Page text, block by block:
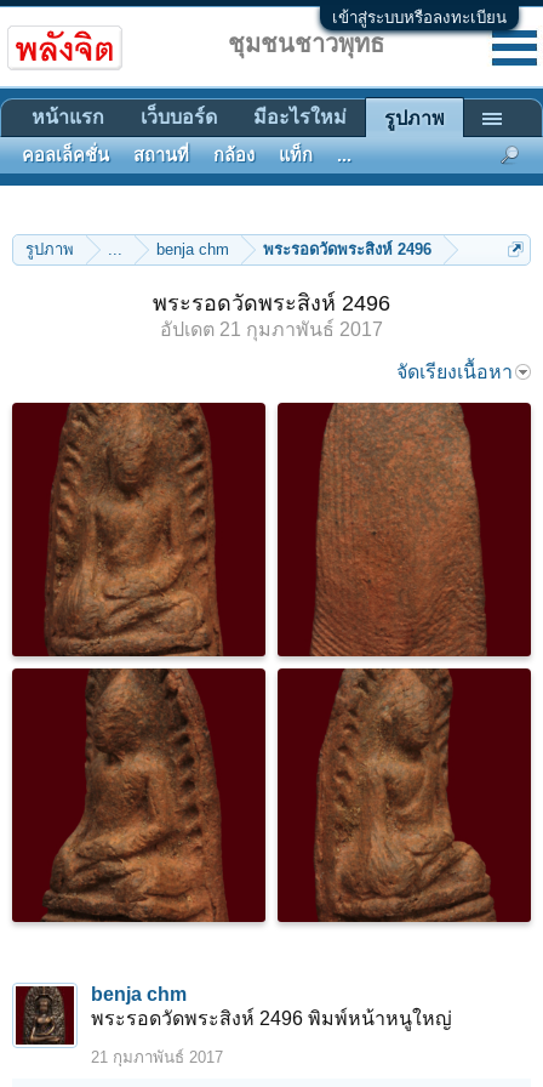
เข้าสู่ระบบหรือลงทะเบียน
รูปภาพ ... benja chm พระรอดวัดพระสิงห์ 2496
พระรอดวัดพระสิงห์ 2496
อัปเดต 21 กุมภาพันธ์ 2017
จัดเรียงเนื้อหา
benja chm
พระรอดวัดพระสิงห์ 2496 พิมพ์หน้าหนูใหญ่
21 กุมภาพันธ์ 2017
ชุมชนชาวพุทธ
หน้าแรก เว็บบอร์ด มีอะไรใหม่ รูปภาพ
คอลเล็คชั่น สถานที่ กล้อง แท็ก ...